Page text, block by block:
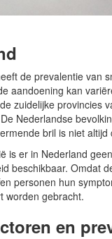
de prevalentie van
aandoening kan
zuidelijke provincies
Nederlandse
bril is niet altijd
is er in Nederland
beschikbaar. Omdat
personen hun
worden gebracht.
en